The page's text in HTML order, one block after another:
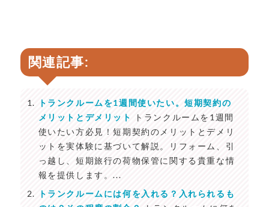
k
関連記事:
トランクルームを1週間使いたい。短期契約の
メリットとデメリット
トランクルームを1週間
使いたい方必見！短期契約のメリットとデメリ
ットを実体験に基づいて解説。リフォーム、引
っ越し、短期旅行の荷物保管に関する貴重な情
報を提供します。...
トランクルームには何を入れる？入れられるも